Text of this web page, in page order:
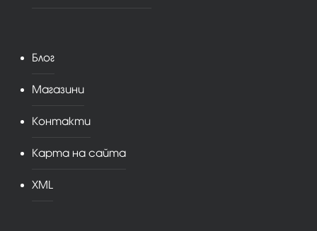
Блог
Магазини
Контакти
Карта на сайта
XML